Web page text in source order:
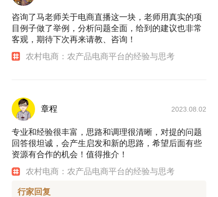
咨询了马老师关于电商直播这一块，老师用真实的项
目例子做了举例，分析问题全面，给到的建议也非常
客观，期待下次再来请教、咨询！
农村电商：农产品电商平台的经验与思考
章程 2023.08.02
专业和经验很丰富，思路和调理很清晰，对提的问题
回答很坦诚，会产生启发和新的思路，希望后面有些
资源有合作的机会！值得推介！
农村电商：农产品电商平台的经验与思考
行家回复